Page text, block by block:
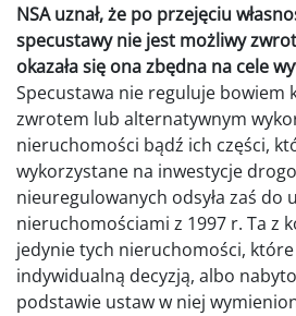
NSA uznał, że po przejęciu
specustawy nie jest możliwy
okazała się ona zbędna na cele
Specustawa nie reguluje bowiem
zwrotem lub alternatywnym
nieruchomości bądź ich części,
wykorzystane na inwestycje
nieuregulowanych odsyła zaś do
nieruchomościami z 1997 r. Ta z
jedynie tych nieruchomości, które
indywidualną decyzją, albo
podstawie ustaw w niej